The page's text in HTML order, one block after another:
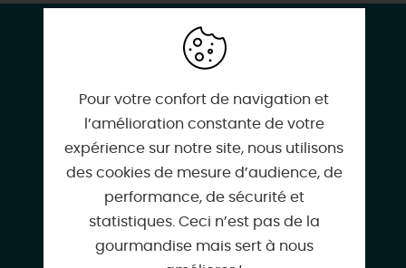
CONTACT & LOCALISATION
Fête ton anniversaire au château !
45130 MEUNG-SUR-LOIRE
02 38 44 36 47
Pour votre confort de navigation et
l’amélioration constante de votre
expérience sur notre site, nous utilisons
des cookies de mesure d’audience, de
performance, de sécurité et
statistiques. Ceci n’est pas de la
gourmandise mais sert à nous